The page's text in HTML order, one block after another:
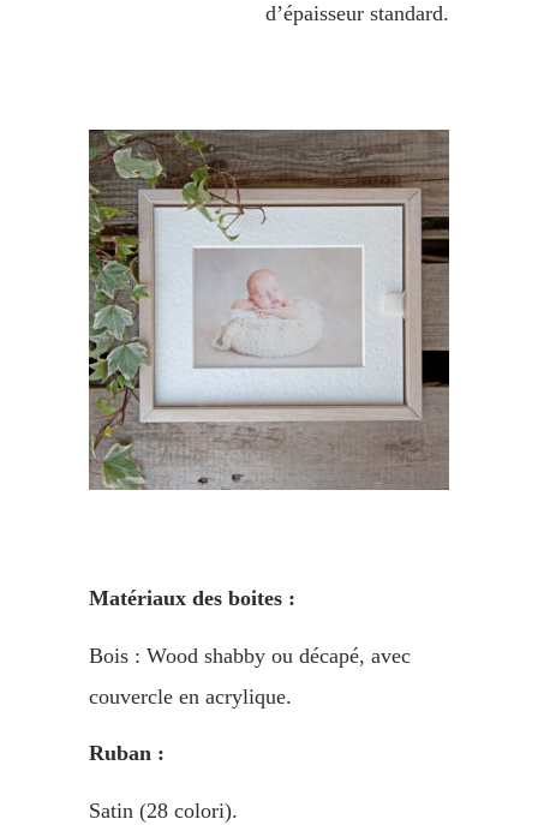
d’épaisseur standard.
Matériaux des boites :
Bois : Wood shabby ou décapé, avec
couvercle en acrylique.
Ruban :
Satin (28 colori).